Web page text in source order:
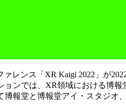
レンス「XR Kaigi 2022」が
ョンでは、XR領域における博
報堂と博報堂アイ・スタジオ